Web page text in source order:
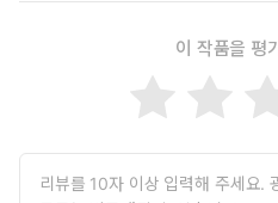
이 작품을 평